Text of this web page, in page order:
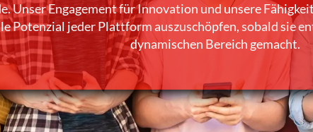
Unser Engagement für Innovation und unsere
Potenzial jeder Plattform auszuschöpfen, sobald sie
dynamischen Bereich gemacht.